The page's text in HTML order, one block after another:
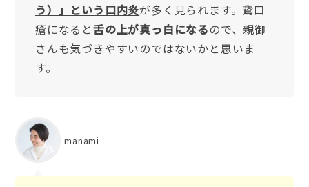
う）」という口内炎が多く見られます。鵞口
瘡になると舌の上が真っ白になるので、親御
さんも気づきやすいのではないかと思いま
す。
manami